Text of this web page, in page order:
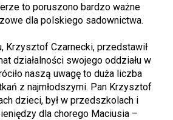
to poruszono bardzo ważne
dla polskiego sadownictwa.
Krzysztof Czarnecki, przedstawił
działalności swojego oddziału w
naszą uwagę to duża liczba
z najmłodszymi. Pan Krzysztof
dzieci, był w przedszkolach i
dla chorego Maciusia –